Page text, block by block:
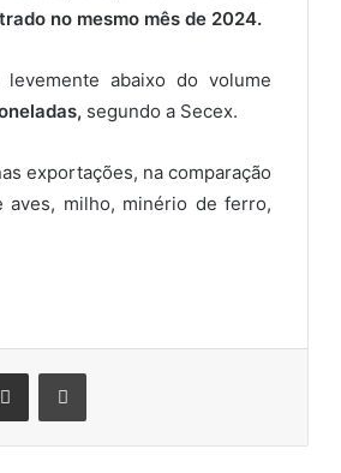
no mesmo mês de 2024.
abaixo do volume
segundo a Secex.
exportações, na comparação
aves, milho, minério de ferro,
Compartilhar via e-mail Imprimir